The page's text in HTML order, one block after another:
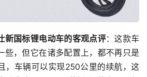
新国标锂电动车的客观点评：这款车
些，但它在诸多配置上，都不再只是
，车辆可以实现250公里的续航，这